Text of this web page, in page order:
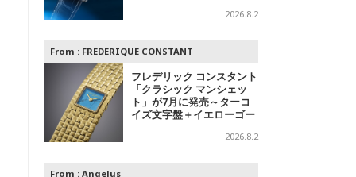
2026.8.2
From : FREDERIQUE CONSTANT
フレデリック コンスタント
「クラシック マンシェッ
ト」が7月に発売～ターコ
イズ文字盤＋イエローゴー
字盤＋スチールの2モデル
2026.8.2
From : Angelus